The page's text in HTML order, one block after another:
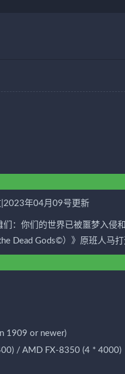
年04月09号更新
：你们的世界已被噩梦入侵
Dead Gods©）》原班人马
1909 or newer)
/ AMD FX-8350 (4 * 4000)